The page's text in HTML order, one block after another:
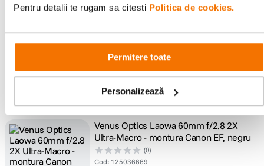
Pentru detalii te rugam sa citesti Politica de cookies.
Permitere toate
Personalizează
2.599 99 lei
2599 puncte de
fidelitate
În stoc în depozit
Ridicare easybox: de marți, 11 aug.
Livrare: de marți, 11 aug. în
Vândut și livrat deF64
Venus Optics Laowa 60mm f/2.8 2X
Ultra-Macro - montura Canon EF, negru
(0)
Cod: 125036669